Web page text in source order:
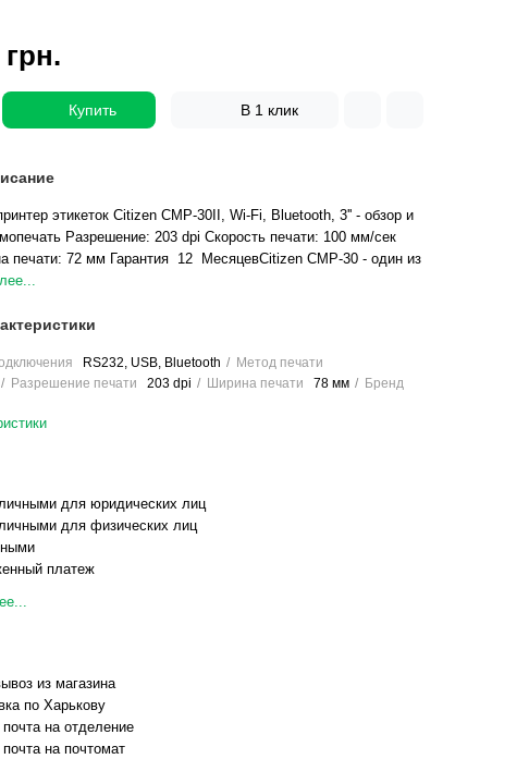
Купить В 1 клик
этикеток Citizen CMP-30II, Wi-Fi, Bluetooth, 3'' - обзор и
Разрешение: 203 dpi Скорость печати: 100 мм/сек
печати: 72 мм Гарантия 12 МесяцевCitizen CMP-30 - один из
RS232, USB, Bluetooth
Метод печати
Разрешение печати 203 dpi Ширина печати 78 мм
Бренд
для юридических лиц
для физических лиц
платеж
из магазина
по Харькову
на отделение
на почтомат